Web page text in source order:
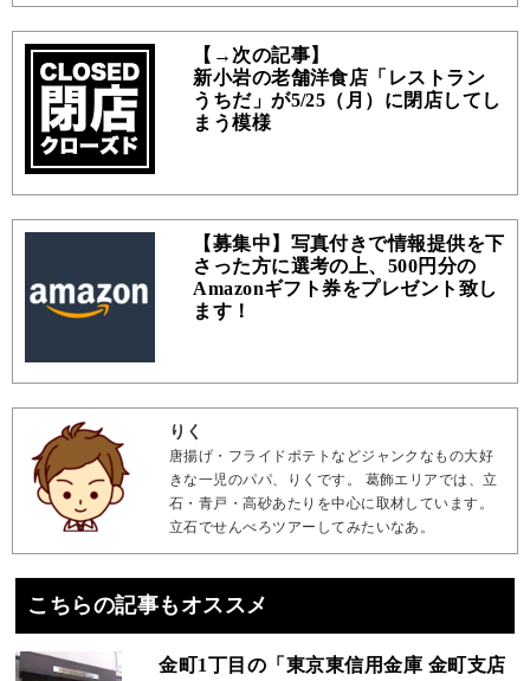
【→次の記事】
新小岩の老舗洋食店「レストラン
うちだ」が5/25（月）に閉店してし
まう模様
【募集中】写真付きで情報提供を下
さった方に選考の上、500円分の
Amazonギフト券をプレゼント致し
ます！
りく
唐揚げ・フライドポテトなどジャンクなもの大好
きな一児のパパ、りくです。 葛飾エリアでは、立
石・青戸・高砂あたりを中心に取材しています。
立石でせんべろツアーしてみたいなあ。
こちらの記事もオススメ
金町1丁目の「東京東信用金庫 金町支店